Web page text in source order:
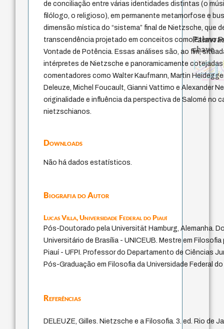
de conciliação entre várias identidades distintas (o
filólogo, o religioso), em permanente metamorfose e
dimensão mística do “sistema” final de Nietzsche, que
transcendência projetado em conceitos como Eterno
Vontade de Potência. Essas análises são, ao fim,
intérpretes de Nietzsche e panoramicamente
comentadores como Walter Kaufmann, Martin
Deleuze, Michel Foucault, Gianni Vattimo e Alexander
originalidade e influência da perspectiva de Salomé no
nietzschianos.
Downloads
Não há dados estatísticos.
Biografia do Autor
Lucas Villa,Universidade Federal do Piauí
Pós-Doutorado pela Universität Hamburg, Alemanha.
Universitário de Brasília - UNICEUB. Mestre em
Piauí - UFPI. Professor do Departamento de Ciências
Pós-Graduação em Filosofia da Universidade Federal do
Referências
DELEUZE, Gilles. Nietzsche e a Filosofia. 3. ed. Rio de
chave
fundamentalismo
jacobi
protágoras
experiência temporal
género
idade
intolerância
history of philosophy homem-
j.c.m. neto
palavra
literatura (poética)
perdón
leyes
violencia
guayaquil
logos lei
unidade da pessoa
desejo
papel da lei
mind
therapy
animais